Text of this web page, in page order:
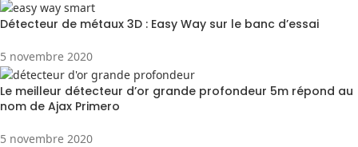
Détecteur de métaux 3D : Easy Way sur le banc d’essai
5 novembre 2020
Le meilleur détecteur d’or grande profondeur 5m répond au
nom de Ajax Primero
5 novembre 2020